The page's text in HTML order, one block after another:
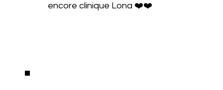
encore clinique Lona ❤️❤️